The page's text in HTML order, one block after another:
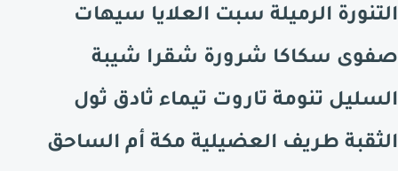
التنورة الرميلة سبت العلايا سيهات
صفوى سكاكا شرورة شقرا شيبة
السليل تنومة تاروت تيماء ثادق ثول
الثقبة طريف العضيلية مكة أم الساحق